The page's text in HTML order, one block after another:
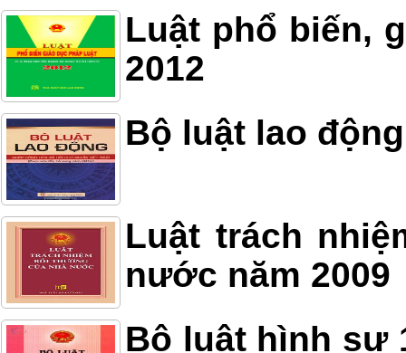
Luật phổ biến,
2012
Bộ luật lao
Luật trách
nước năm 2009
Bộ luật hình sự